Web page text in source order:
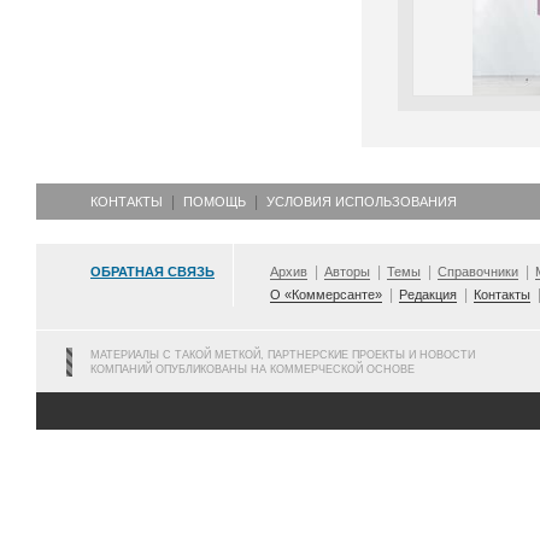
КОНТАКТЫ ПОМОЩЬ УСЛОВИЯ ИСПОЛЬЗОВАНИЯ
ОБРАТНАЯ СВЯЗЬ Архив Авторы Темы Справочники
О «Коммерсанте»
Редакция Контакты
МАТЕРИАЛЫ С ТАКОЙ МЕТКОЙ, ПАРТНЕРСКИЕ ПРОЕКТЫ И НОВОСТИ
КОМПАНИЙ ОПУБЛИКОВАНЫ НА КОММЕРЧЕСКОЙ ОСНОВЕ